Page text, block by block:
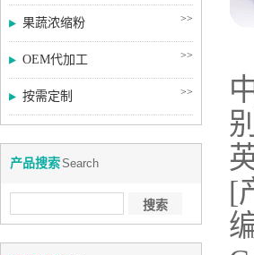
果蔬浓缩粉 >>
OEM代加工 >>
按需定制 >>
产品搜索Search
[